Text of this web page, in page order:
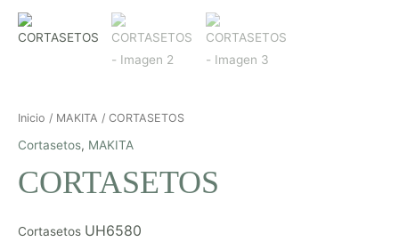
Inicio / MAKITA / CORTASETOS
Cortasetos, MAKITA
CORTASETOS
Cortasetos UH6580